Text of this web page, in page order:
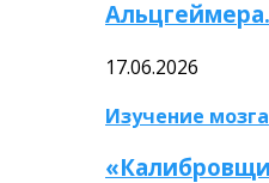
17.06.2026
Изучение мозга